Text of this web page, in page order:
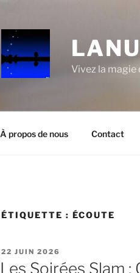
Vivez la
À propos de nous Contact
ÉTIQUETTE : ÉCOUTE
PUBLIÉ
LE
22 JUIN 2026
Les Soirées Slam